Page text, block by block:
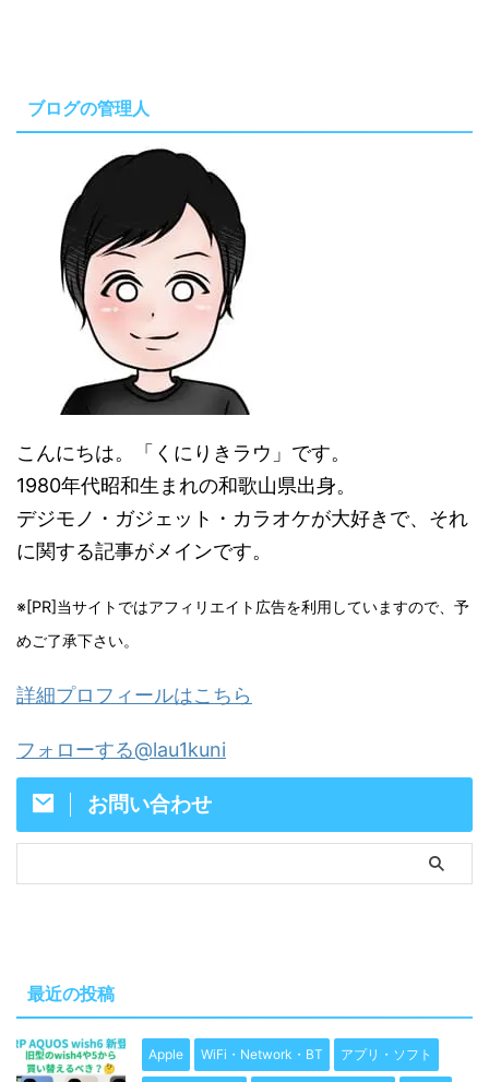
ブログの管理人
こんにちは。「くにりきラウ」です。
1980年代昭和生まれの和歌山県出身。
デジモノ・ガジェット・カラオケが大好きで、それ
に関する記事がメインです。
※[PR]当サイトではアフィリエイト広告を利用していますので、予
めご了承下さい。
詳細プロフィールはこちら
フォローする@lau1kuni
お問い合わせ
最近の投稿
Apple WiFi・Network・BT アプリ・ソフト